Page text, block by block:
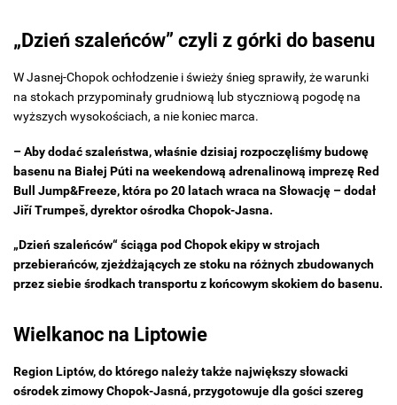
„Dzień szaleńców” czyli z górki do basenu
W Jasnej-Chopok ochłodzenie i świeży śnieg sprawiły, że warunki
na stokach przypominały grudniową lub styczniową pogodę na
wyższych wysokościach, a nie koniec marca.
– Aby dodać szaleństwa, właśnie dzisiaj rozpoczęliśmy budowę
basenu na Białej Púti na weekendową adrenalinową imprezę Red
Bull Jump&Freeze, która po 20 latach wraca na Słowację – dodał
Jiří Trumpeš, dyrektor ośrodka Chopok-Jasna.
„Dzień szaleńców“ ściąga pod Chopok ekipy w strojach
przebierańców, zjeżdżających ze stoku na różnych zbudowanych
przez siebie środkach transportu z końcowym skokiem do basenu.
Wielkanoc na Liptowie
Region Liptów, do którego należy także największy słowacki
ośrodek zimowy Chopok-Jasná, przygotowuje dla gości szereg